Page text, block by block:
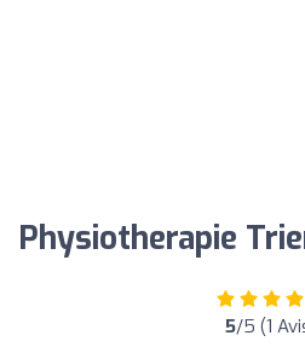
Physiotherapie
5/5 (1